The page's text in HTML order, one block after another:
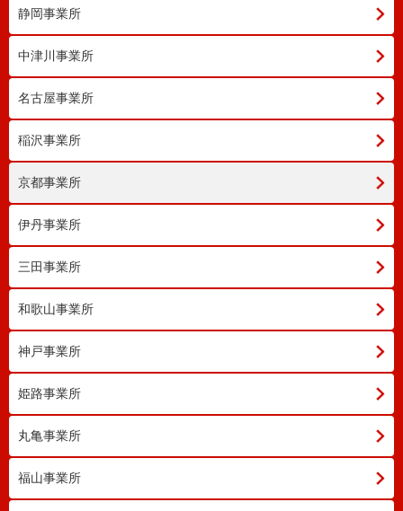
静岡事業所
中津川事業所
名古屋事業所
稲沢事業所
京都事業所
伊丹事業所
三田事業所
和歌山事業所
神戸事業所
姫路事業所
丸亀事業所
福山事業所